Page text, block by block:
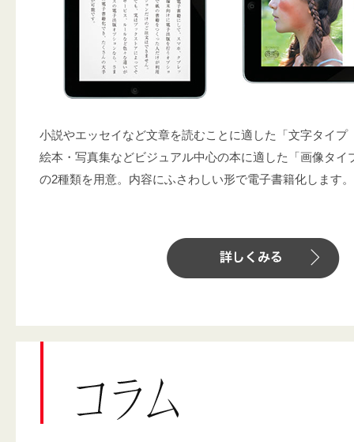
小説やエッセイなど文章を読むことに適した「文字タイプ
絵本・写真集などビジュアル中心の本に適した「画像タイ
の2種類を用意。内容にふさわしい形で電子書籍化します。